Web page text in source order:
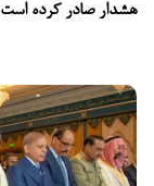
هشدار صادر کرده است